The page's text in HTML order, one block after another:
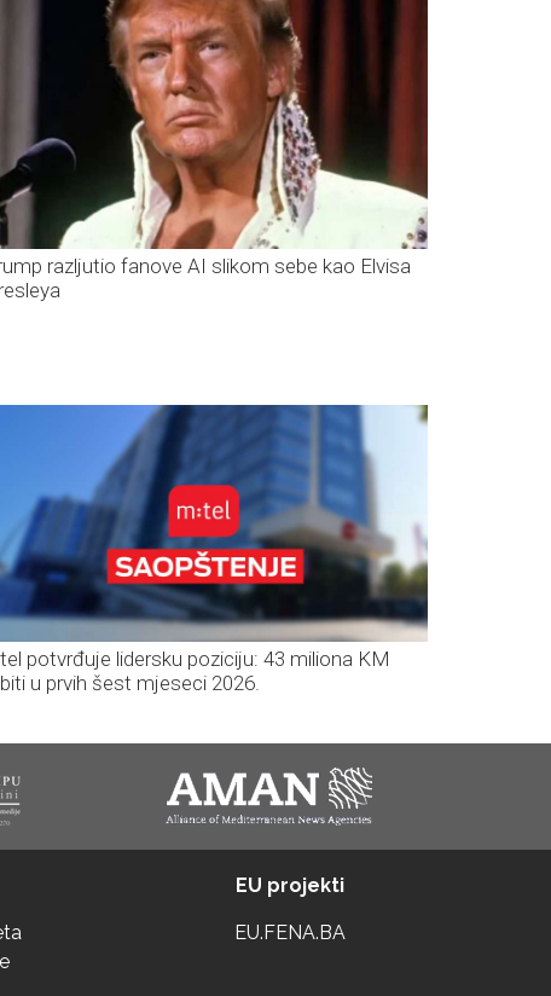
razljutio fanove AI slikom sebe kao Elvisa
potvrđuje lidersku poziciju: 43 miliona KM
u prvih šest mjeseci 2026.
EU projekti
EU.FENA.BA